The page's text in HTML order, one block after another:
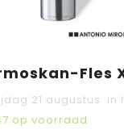
21 augustus in
op voorraad